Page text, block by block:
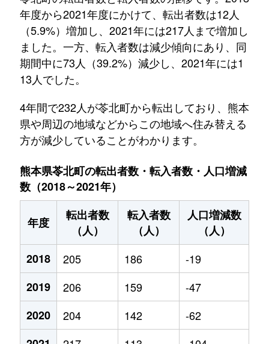
年度から2021年度にかけて、転出者数は12人
（5.9%）増加し、2021年には217人まで増加し
ました。一方、転入者数は減少傾向にあり、同
期間中に73人（39.2%）減少し、2021年には1
13人でした。
4年間で232人が苓北町から転出しており、熊本
県や周辺の地域などからこの地域へ住み替える
方が減少していることがわかります。
熊本県苓北町の転出者数・転入者数・人口増減
数（2018～2021年）
年度
転出者数
（人）
転入者数
（人）
人口増減数
（人）
2018
205 186
-19
2019
206 159
-47
2020
204 142
-62